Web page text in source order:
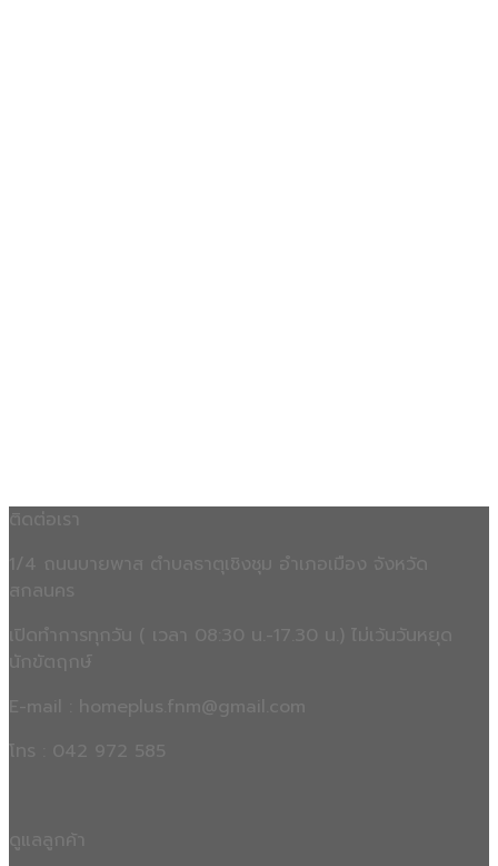
1/4 ถนนบายพาส ตำบลธาตุเชิงชุม อำเภอเมือง จังหวัด
เปิดทำการทุกวัน ( เวลา 08:30 น.-17.30 น.) ไม่เว้นวันหยุด
E-mail : homeplus.fnm@gmail.com
โทร : 042 972 585